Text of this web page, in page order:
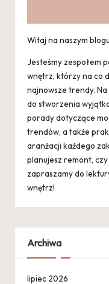
Witaj na naszym
Jesteśmy zespołem
wnętrz, którzy na co
najnowsze trendy.
do stworzenia
porady dotyczące
trendów, a także
aranżacji każdego
planujesz remont,
zapraszamy do
wnętrz!
Archiwa
lipiec 2026